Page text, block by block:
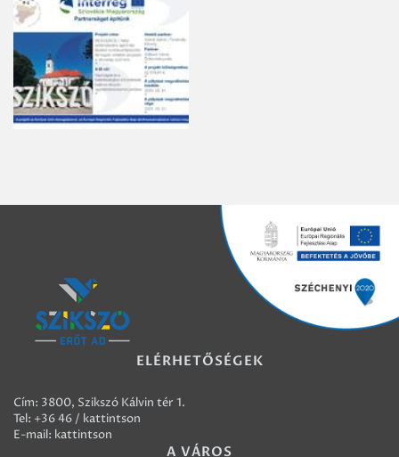
ELÉRHETŐSÉGEK
Cím: 3800, Szikszó Kálvin tér 1.
Tel: +36 46 / kattintson
E-mail: kattintson
A VÁROS